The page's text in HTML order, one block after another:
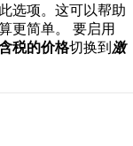
选项。这可以帮助
更简单。 要启用
税的价格切换到 激